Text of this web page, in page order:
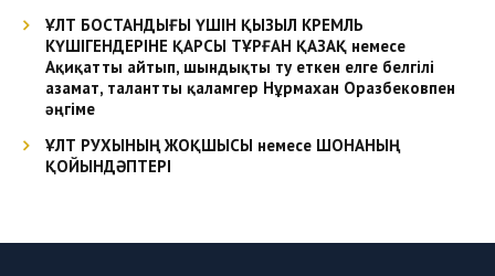
ҰЛТ БОСТАНДЫҒЫ ҮШІН ҚЫЗЫЛ КРЕМЛЬ
КҮШІГЕНДЕРІНЕ ҚАРСЫ ТҰРҒАН ҚАЗАҚ немесе
Ақиқатты айтып, шындықты ту еткен елге белгілі
азамат, талантты қаламгер Нұрмахан Оразбековпен
әңгіме
ҰЛТ РУХЫНЫҢ ЖОҚШЫСЫ немесе ШОНАНЫҢ
ҚОЙЫНДӘПТЕРІ